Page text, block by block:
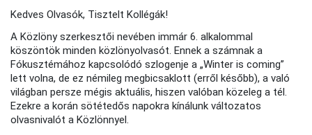
Kedves Olvasók, Tisztelt Kollégák!
A Közlöny szerkesztői nevében immár 6. alkalommal
köszöntök minden közlönyolvasót. Ennek a számnak a
Fókusztémához kapcsolódó szlogenje a „Winter is coming”
lett volna, de ez némileg megbicsaklott (erről később), a való
világban persze mégis aktuális, hiszen valóban közeleg a tél.
Ezekre a korán sötétedős napokra kínálunk változatos
olvasnivalót a Közlönnyel.